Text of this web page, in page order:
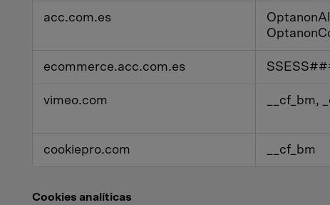
acc.com.es
ecommerce.acc.com.es
vimeo.com __cf_bm,
cookiepro.com __cf_bm
Cookies analíticas